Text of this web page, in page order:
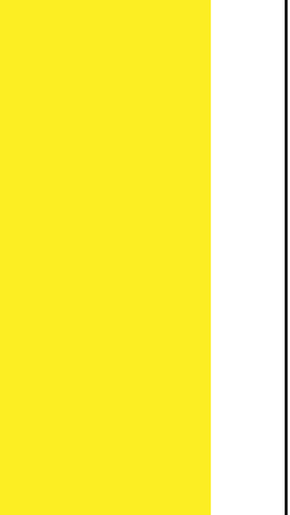
(Superspeed 5Gbps)
(Superspeed 5Gbps)
(Superspeed 20Gbps)
(Superspeed 10Gbps)